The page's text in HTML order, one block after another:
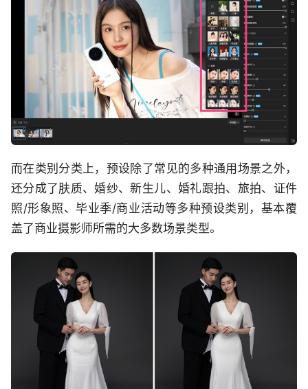
而在类别分类上，预设除了常见的多种通用场景之外，
还分成了肤质、婚纱、新生儿、婚礼跟拍、旅拍、证件
照/形象照、毕业季/商业活动等多种预设类别，基本覆
盖了商业摄影师所需的大多数场景类型。